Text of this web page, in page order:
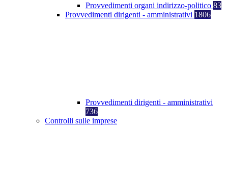
Provvedimenti organi indirizzo-politico 83
Provvedimenti dirigenti - amministrativi 1806
Provvedimenti dirigenti - amministrativi
736
Controlli sulle imprese